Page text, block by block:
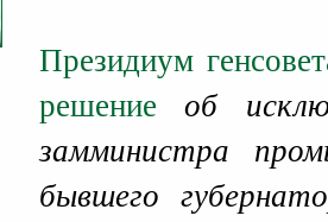
Президиум
решение об
замминистра
бывшего